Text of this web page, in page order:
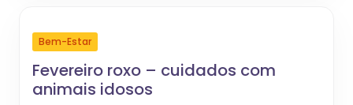
Bem-Estar
Fevereiro roxo – cuidados com
animais idosos